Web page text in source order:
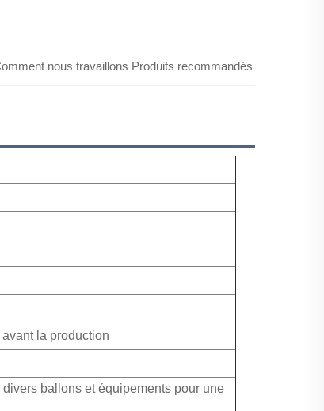
nous travaillons Produits recommandés
la production
ballons et équipements pour une